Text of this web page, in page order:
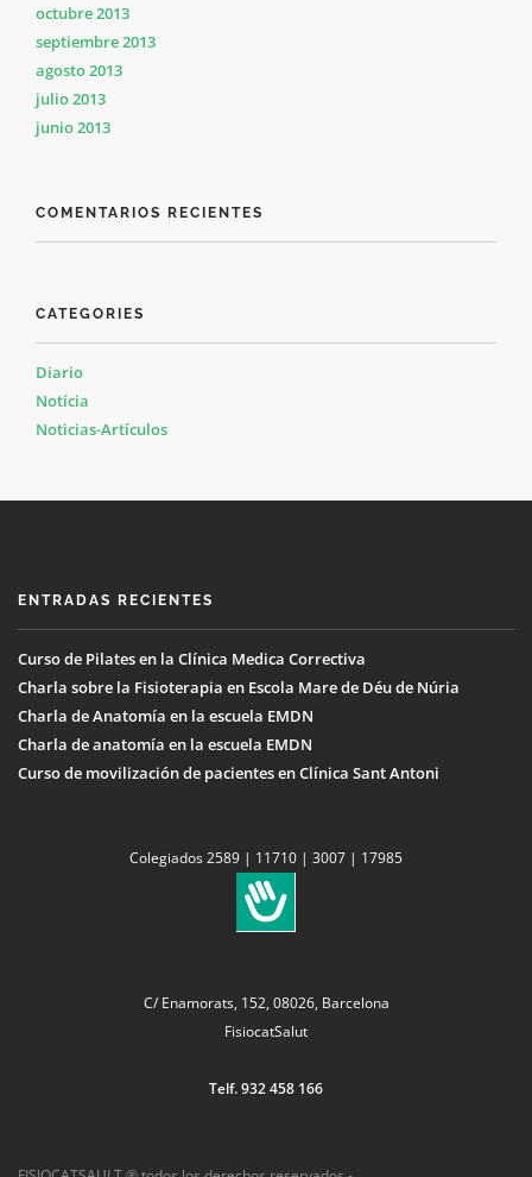
octubre 2013
septiembre 2013
agosto 2013
julio 2013
junio 2013
COMENTARIOS RECIENTES
CATEGORIES
Diario
Notícia
Noticias-Artículos
ENTRADAS RECIENTES
Curso de Pilates en la Clínica Medica Correctiva
Charla sobre la Fisioterapia en Escola Mare de Déu de Núria
Charla de Anatomía en la escuela EMDN
Charla de anatomía en la escuela EMDN
Curso de movilización de pacientes en Clínica Sant Antoni
Colegiados 2589 | 11710 | 3007 | 17985
C/ Enamorats, 152, 08026, Barcelona
FisiocatSalut
Telf. 932 458 166